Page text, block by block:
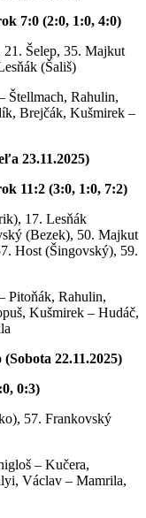
7:0 (2:0, 1:0, 4:0)
Šelep, 35. Majkut
(Šališ)
Štellmach, Rahulin,
Brejčák, Kušmirek –
23.11.2025)
11:2 (3:0, 1:0, 7:2)
17. Lesňák
(Bezek), 50. Majkut
Host (Šingovský), 59.
Pitoňák, Rahulin,
Kušmirek – Hudáč,
22.11.2025)
0:3)
57. Frankovský
– Kučera,
Václav – Mamrila,